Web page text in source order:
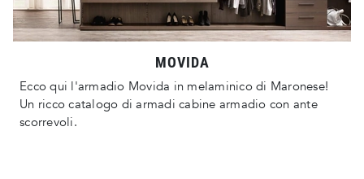
MOVIDA
Ecco qui l'armadio Movida in melaminico di Maronese!
Un ricco catalogo di armadi cabine armadio con ante
scorrevoli.